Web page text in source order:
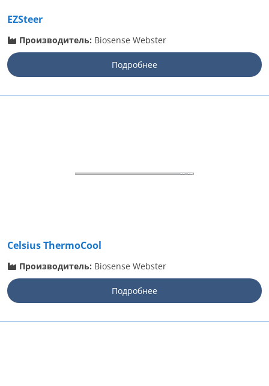
EZSteer
Производитель: Biosense Webster
Подробнее
Celsius ThermoCool
Производитель: Biosense Webster
Подробнее